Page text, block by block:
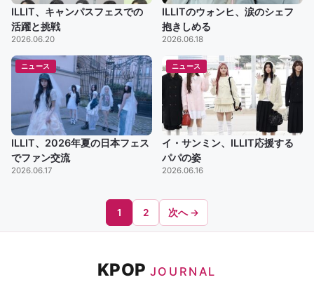
ILLIT、キャンパスフェスでの
活躍と挑戦
2026.06.20
ILLITのウォンヒ、涙のシェフ
抱きしめる
2026.06.18
ニュース
ILLIT、2026年夏の日本フェス
でファン交流
2026.06.17
ニュース
イ・サンミン、ILLIT応援する
パパの姿
2026.06.16
1 2 次へ →
KPOP JOURNAL